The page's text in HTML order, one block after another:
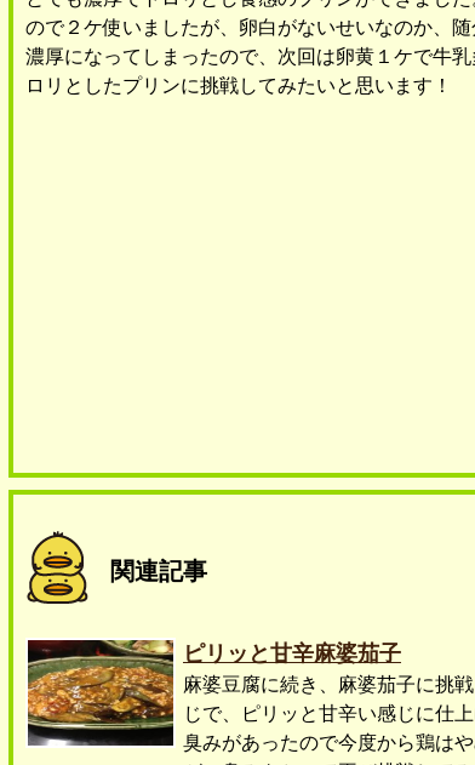
ので２ケ使いましたが、卵白がないせいなのか、
濃厚になってしまったので、次回は卵黄１ケで牛
ロリとしたプリンに挑戦してみたいと思います！
関連記事
ピリッと甘辛麻婆茄子
麻婆豆腐に続き、麻婆茄子に挑
じで、ピリッと甘辛い感じに仕
臭みがあったので今度から鶏は